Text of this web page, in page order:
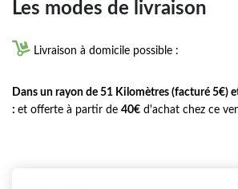
Les modes de livraison
 Livraison à domicile possible :
Dans un rayon de 51 Kilomètres (facturé 5€)
: et offerte à partir de 40€ d'achat chez ce